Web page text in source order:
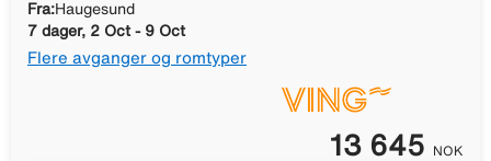
Fra:Haugesund
7 dager, 2 Oct - 9 Oct
Flere avganger og romtyper
13 645 NOK